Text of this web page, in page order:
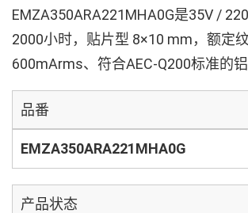
EMZA350ARA221MHA0G是35V /
2000小时，贴片型 8×10 mm，额定
600mArms、符合AEC-Q200标准的铝
品番
EMZA350ARA221MHA0G
产品状态